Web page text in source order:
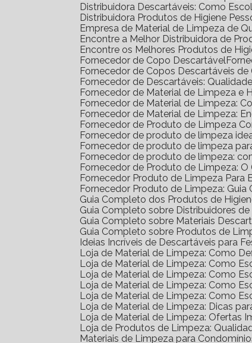
Distribuidora Descartáveis: Como
Distribuidora Produtos de Higiene
Empresa de Material de Limpeza de
Encontre a Melhor Distribuidora de
Encontre os Melhores Produtos de
Fornecedor de Copo Descartável
Fornecedor de Copos Descartáveis
Fornecedor de Descartáveis:
Fornecedor de Material de Limpeza e
Fornecedor de Material de Limpeza:
Fornecedor de Material de Limpeza:
Fornecedor de Produto de Limpeza
Fornecedor de produto de limpeza
Fornecedor de produto de limpeza
Fornecedor de produto de limpeza:
Fornecedor de Produto de Limpeza: O
Fornecedor Produto de Limpeza Para
Fornecedor Produto de Limpeza: Guia
Guia Completo dos Produtos de
Guia Completo sobre Distribuidores
Guia Completo sobre Materiais
Guia Completo sobre Produtos de
Ideias Incríveis de Descartáveis para
Loja de Material de Limpeza: Como
Loja de Material de Limpeza: Como
Loja de Material de Limpeza: Como
Loja de Material de Limpeza: Como
Loja de Material de Limpeza: Como
Loja de Material de Limpeza: Dicas
Loja de Material de Limpeza: Ofertas
Loja de Produtos de Limpeza:
Materiais de Limpeza para